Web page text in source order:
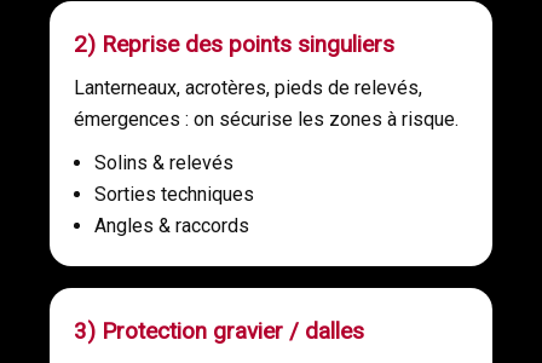
2) Reprise des points singuliers
Lanterneaux, acrotères, pieds de relevés,
émergences : on sécurise les zones à risque.
Solins & relevés
Sorties techniques
Angles & raccords
3) Protection gravier / dalles